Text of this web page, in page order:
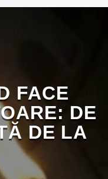
FACE
DE
DE LA